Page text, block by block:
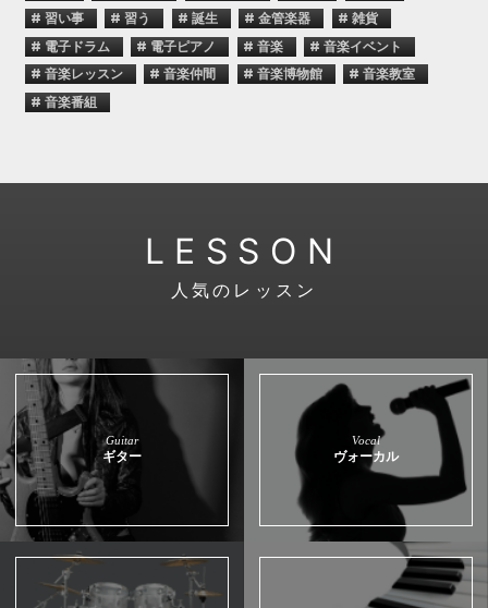
# 習い事
# 習う # 誕生 # 金管楽器
# 雑貨
# 電子ドラム
# 電子ピアノ # 音楽
# 音楽イベント
# 音楽レッスン
# 音楽仲間 # 音楽博物館
# 音楽教室
# 音楽番組
LESSON
人気のレッスン
Guitar
ギター
Vocal
ヴォーカル